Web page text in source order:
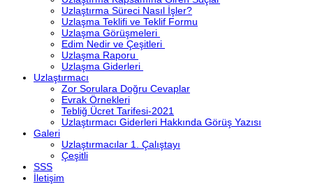
Uzlaştırma Süreci Nasıl İşler?
Uzlaşma Teklifi ve Teklif Formu
Uzlaşma Görüşmeleri
Edim Nedir ve Çeşitleri
Uzlaşma Raporu
Uzlaşma Giderleri
Uzlaştırmacı
Zor Sorulara Doğru Cevaplar
Evrak Örnekleri
Tebliğ Ücret Tarifesi-2021
Uzlaştırmacı Giderleri Hakkında Görüş Yazısı
Galeri
Uzlaştırmacılar 1. Çalıştayı
Çeşitli
SSS
İletişim